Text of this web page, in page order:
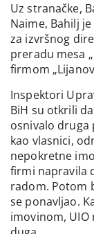
Uz stranačke,
Naime, Bahilj
za izvršnog
preradu mesa
firmom
Inspektori
BiH su otkrili
osnivalo druga
kao vlasnici,
nepokretne
firmi napravila
radom. Potom
se ponavljao.
imovinom,